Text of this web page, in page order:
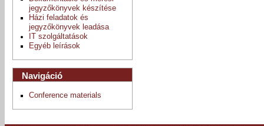
jegyzőkönyvek készítése
Házi feladatok és
jegyzőkönyvek leadása
IT szolgáltatások
Egyéb leírások
Navigáció
Conference materials